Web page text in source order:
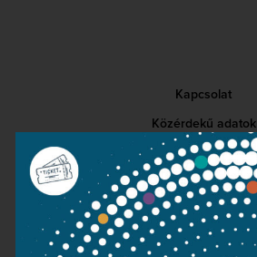
Kapcsolat
Közérdekű adatok
Sajtószoba
Adatvédelem
Impresszum